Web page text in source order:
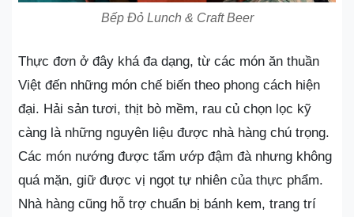
Bếp Đỏ Lunch & Craft Beer
Thực đơn ở đây khá đa dạng, từ các món ăn thuần
Việt đến những món chế biến theo phong cách hiện
đại. Hải sản tươi, thịt bò mềm, rau củ chọn lọc kỹ
càng là những nguyên liệu được nhà hàng chú trọng.
Các món nướng được tẩm ướp đậm đà nhưng không
quá mặn, giữ được vị ngọt tự nhiên của thực phẩm.
Nhà hàng cũng hỗ trợ chuẩn bị bánh kem, trang trí